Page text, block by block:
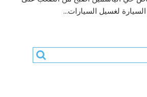
لغسيل السيارات...